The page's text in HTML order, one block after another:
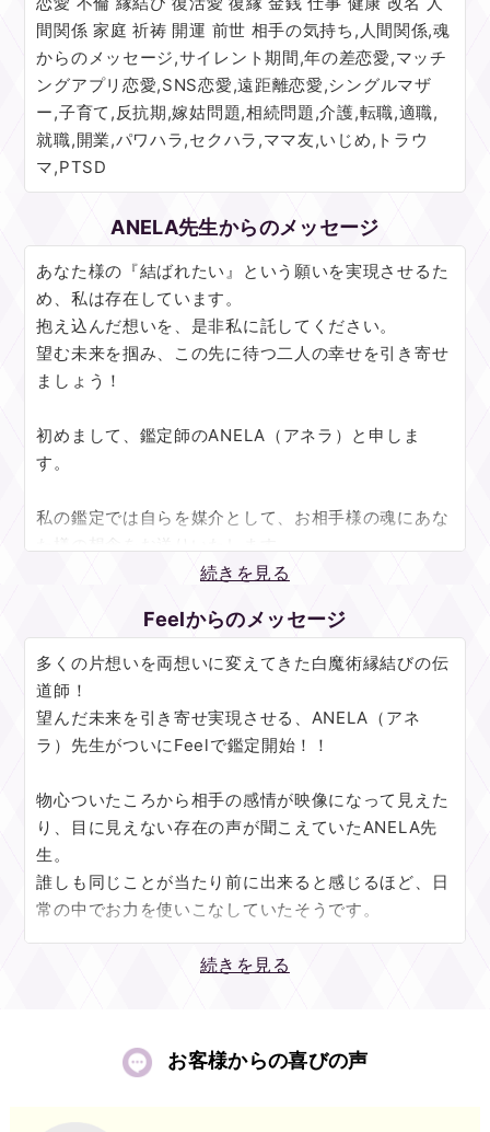
間関係 家庭 祈祷 開運 前世 相手の気持ち,人間関係,魂
からのメッセージ,サイレント期間,年の差恋愛,マッチ
ングアプリ恋愛,SNS恋愛,遠距離恋愛,シングルマザ
ー,子育て,反抗期,嫁姑問題,相続問題,介護,転職,適職,
就職,開業,パワハラ,セクハラ,ママ友,いじめ,トラウ
マ,PTSD
ANELA先生からのメッセージ
あなた様の『結ばれたい』という願いを実現させるた
め、私は存在しています。
抱え込んだ想いを、是非私に託してください。
望む未来を掴み、この先に待つ二人の幸せを引き寄せ
ましょう！
初めまして、鑑定師のANELA（アネラ）と申しま
す。
私の鑑定では自らを媒介として、お相手様の魂にあな
お送りした想念は、お相手様の中で大きくなり
になるのです。
お相手様の中で大きくなった想いから、連絡が来たり
会う約束に繋がることも多いので、
タイミングや時期など一緒にお教えいたしますね。
お二人の『好き』という気持ちが、しっかりと結ばれ
て離れないように、
白魔術を使った独自の縁結びも行います。
『好き』という言葉だけでは伝えきれない想いや、
どうしたらいいかわからず不安なお気持ちなど、
えいたしますので、
続きを見る
Feelからのメッセージ
多くの片想いを両想いに変えてきた白魔術縁結びの伝
道師！
望んだ未来を引き寄せ実現させる、ANELA（アネ
ラ）先生がついにFeelで鑑定開始！！
物心ついたころから相手の感情が映像になって見えた
り、目に見えない存在の声が聞こえていたANELA先
生。
誰しも同じことが当たり前に出来ると感じるほど、日
常の中でお力を使いこなしていたそうです。
特別なお力を知った友人からアドバイスを求められる
歩み始めました。
続きを見る
お客様からの喜びの声